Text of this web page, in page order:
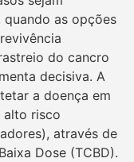
quando as opções
do cancro
decisiva. A
a doença em
alto risco
através de
Dose (TCBD).